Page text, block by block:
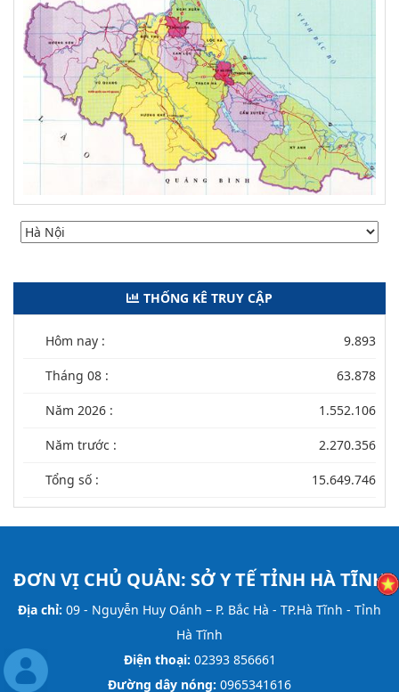
THỐNG KÊ TRUY CẬP
Hôm nay : 9.893
Tháng 08 : 63.878
Năm 2026 : 1.552.106
Năm trước : 2.270.356
Tổng số : 15.649.746
ĐƠN VỊ CHỦ QUẢN: SỞ Y TẾ TỈNH HÀ TĨNH
Địa chỉ: 09 - Nguyễn Huy Oánh – P. Bắc Hà - TP.Hà Tĩnh - Tỉnh
Hà Tĩnh
Điện thoại: 02393 856661
Đường dây nóng: 0965341616